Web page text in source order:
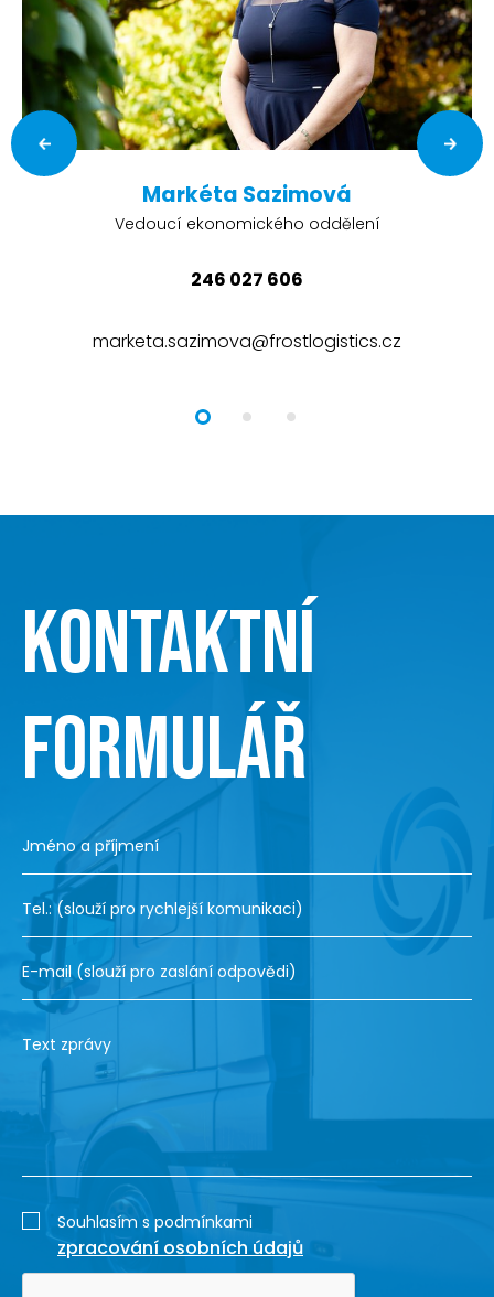
Markéta Sazimová
Vedoucí ekonomického oddělení
246 027 606
marketa.sazimova@frostlogistics.cz
KONTAKTNÍ
FORMULÁŘ
Souhlasím s podmínkami
zpracování osobních údajů